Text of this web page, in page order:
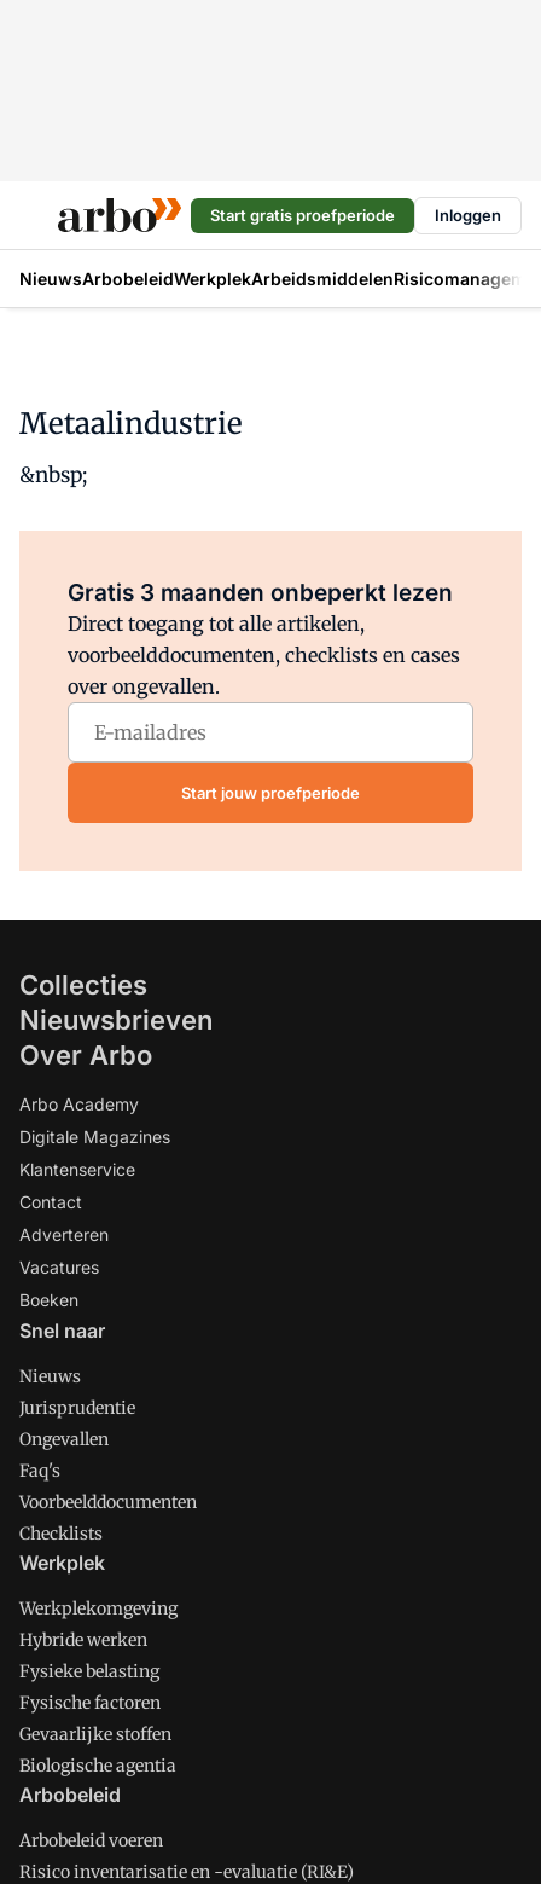
Start gratis proefperiode Inloggen
NieuwsArbobeleidWerkplekArbeidsmiddelen
Metaalindustrie
&nbsp;
Gratis 3 maanden onbeperkt lezen
Direct toegang tot alle artikelen,
voorbeelddocumenten, checklists en cases
over ongevallen.
Start jouw proefperiode
Collecties
Nieuwsbrieven
Over Arbo
Arbo Academy
Digitale Magazines
Klantenservice
Contact
Adverteren
Vacatures
Boeken
Snel naar
Nieuws
Jurisprudentie
Ongevallen
Faq's
Voorbeelddocumenten
Checklists
Werkplek
Werkplekomgeving
Hybride werken
Fysieke belasting
Fysische factoren
Gevaarlijke stoffen
Biologische agentia
Arbobeleid
Arbobeleid voeren
Risico inventarisatie en -evaluatie (RI&E)